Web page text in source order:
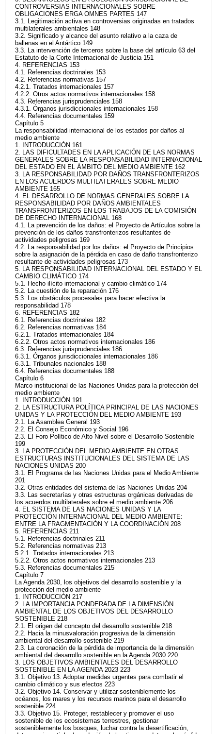
CONTROVERSIAS INTERNACIONALES SOBRE
OBLIGACIONES ERGA OMNES PARTES 147
3.1. Legitimación activa en controversias originadas en tratados
multilaterales ambientales 148
3.2. Significado y alcance del asunto relativo a la caza de
ballenas en el Antártico 149
3.3. La intervención de terceros sobre la base del artículo 63 del
Estatuto de la Corte Internacional de Justicia 151
4. REFERENCIAS 153
4.1. Referencias doctrinales 153
4.2. Referencias normativas 157
4.2.1. Tratados internacionales 157
4.2.2. Otros actos normativos internacionales 158
4.3. Referencias jurisprudenciales 158
4.3.1. Órganos jurisdiccionales internacionales 158
4.4. Referencias documentales 159
Capítulo 5
La responsabilidad internacional de los estados por daños al
medio ambiente
1. INTRODUCCIÓN 161
2. LAS DIFICULTADES EN LA APLICACIÓN DE LAS NORMAS
GENERALES SOBRE LA RESPONSABILIDAD INTERNACIONAL
DEL ESTADO EN EL ÁMBITO DEL MEDIO AMBIENTE 162
3. LA RESPONSABILIDAD POR DAÑOS TRANSFRONTERIZOS
EN LOS ACUERDOS MULTILATERALES SOBRE MEDIO
AMBIENTE 165
4. EL DESARROLLO DE NORMAS GENERALES SOBRE LA
RESPONSABILIDAD POR DAÑOS AMBIENTALES
TRANSFRONTERIZOS EN LOS TRABAJOS DE LA COMISIÓN
DE DERECHO INTERNACIONAL 168
4.1. La prevención de los daños: el Proyecto de Artículos sobre la
prevención de los daños transfronterizos resultantes de
actividades peligrosas 169
4.2. La responsabilidad por los daños: el Proyecto de Principios
sobre la asignación de la pérdida en caso de daño transfronterizo
resultante de actividades peligrosas 173
5. LA RESPONSABILIDAD INTERNACIONAL DEL ESTADO Y EL
CAMBIO CLIMÁTICO 174
5.1. Hecho ilícito internacional y cambio climático 174
5.2. La cuestión de la reparación 176
5.3. Los obstáculos procesales para hacer efectiva la
responsabilidad 178
6. REFERENCIAS 182
6.1. Referencias doctrinales 182
6.2. Referencias normativas 184
6.2.1. Tratados internacionales 184
6.2.2. Otros actos normativos internacionales 186
6.3. Referencias jurisprudenciales 186
6.3.1. Órganos jurisdiccionales internacionales 186
6.3.1. Tribunales nacionales 188
6.4. Referencias documentales 188
Capítulo 6
Marco institucional de las Naciones Unidas para la protección del
medio ambiente
1. INTRODUCCIÓN 191
2. LA ESTRUCTURA POLÍTICA PRINCIPAL DE LAS NACIONES
UNIDAS Y LA PROTECCIÓN DEL MEDIO AMBIENTE 193
2.1. La Asamblea General 193
2.2. El Consejo Económico y Social 196
2.3. El Foro Político de Alto Nivel sobre el Desarrollo Sostenible
199
3. LA PROTECCIÓN DEL MEDIO AMBIENTE EN OTRAS
ESTRUCTURAS INSTITUCIONALES DEL SISTEMA DE LAS
NACIONES UNIDAS 200
3.1. El Programa de las Naciones Unidas para el Medio Ambiente
201
3.2. Otras entidades del sistema de las Naciones Unidas 204
3.3. Las secretarías y otras estructuras orgánicas derivadas de
los acuerdos multilaterales sobre el medio ambiente 206
4. EL SISTEMA DE LAS NACIONES UNIDAS Y LA
PROTECCIÓN INTERNACIONAL DEL MEDIO AMBIENTE:
ENTRE LA FRAGMENTACIÓN Y LA COORDINACIÓN 208
5. REFERENCIAS 211
5.1. Referencias doctrinales 211
5.2. Referencias normativas 213
5.2.1. Tratados internacionales 213
5.2.2. Otros actos normativos internacionales 213
5.3. Referencias documentales 215
Capítulo 7
La Agenda 2030, los objetivos del desarrollo sostenible y la
protección del medio ambiente
1. INTRODUCCIÓN 217
2. LA IMPORTANCIA PONDERADA DE LA DIMENSIÓN
AMBIENTAL DE LOS OBJETIVOS DEL DESARROLLO
SOSTENIBLE 218
2.1. El origen del concepto del desarrollo sostenible 218
2.2. Hacia la minusvaloración progresiva de la dimensión
ambiental del desarrollo sostenible 219
2.3. La coronación de la pérdida de importancia de la dimensión
ambiental del desarrollo sostenible en la Agenda 2030 220
3. LOS OBJETIVOS AMBIENTALES DEL DESARROLLO
SOSTENIBLE EN LA AGENDA 2023 223
3.1. Objetivo 13. Adoptar medidas urgentes para combatir el
cambio climático y sus efectos 223
3.2. Objetivo 14. Conservar y utilizar sosteniblemente los
océanos, los mares y los recursos marinos para el desarrollo
sostenible 224
3.3. Objetivo 15. Proteger, restablecer y promover el uso
sostenible de los ecosistemas terrestres, gestionar
sosteniblemente los bosques, luchar contra la desertificación,